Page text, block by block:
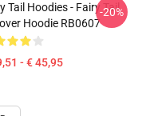
Tail Hoodies - Fairy Tail
Hoodie RB0607
- € 45,95
-20%